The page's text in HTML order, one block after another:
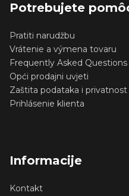
Potrebujete
Pratiti narudžbu
Vrátenie a výmena tovaru
Frequently Asked Questions
Opći prodajni uvjeti
Zaštita podataka i privatnost
Prihlásenie klienta
Informacije
Kontakt